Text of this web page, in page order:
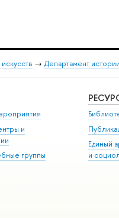
→ Департамент истории
и
группы
Единый
и